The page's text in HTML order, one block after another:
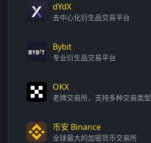
dYdX
去中心化衍生品交易平台
Bybit
专业衍生品交易平台
OKX
老牌交易所，支持多种交易类型
币安 Binance
全球最大的加密货币交易所